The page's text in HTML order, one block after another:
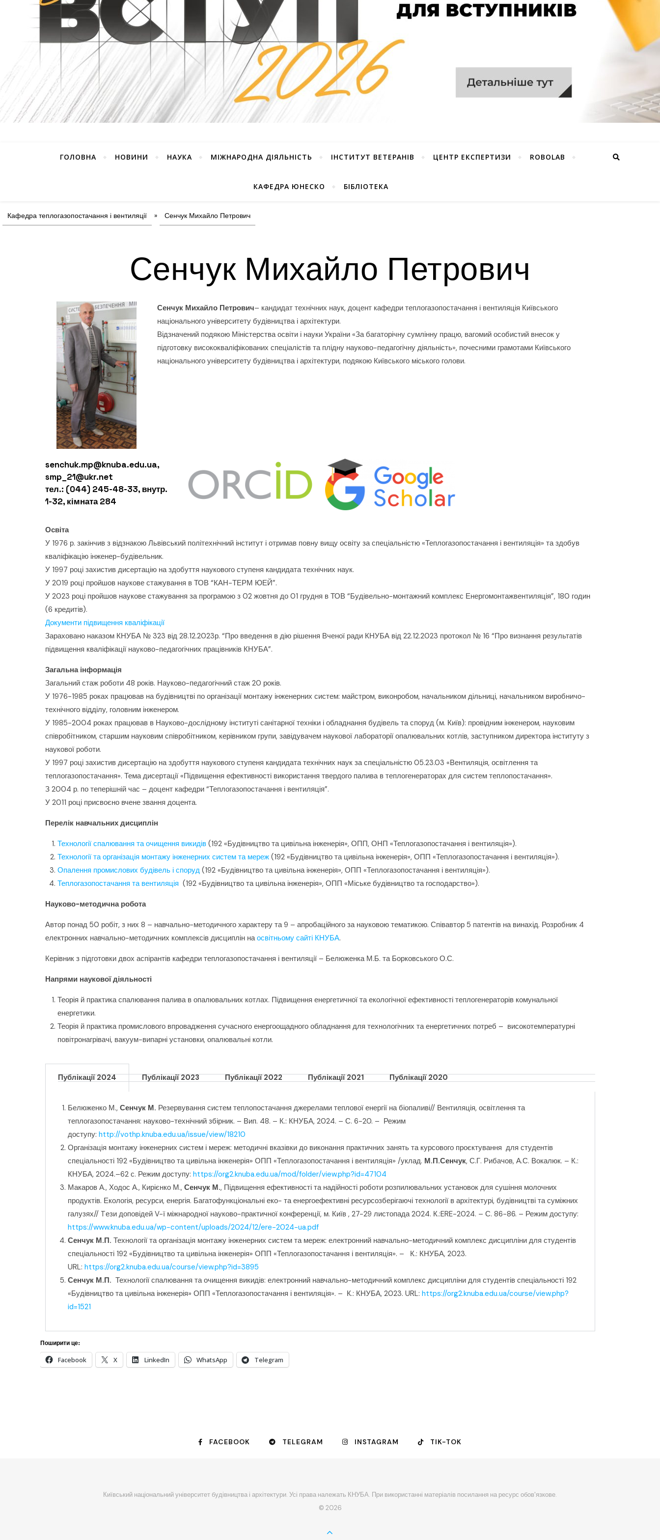
ГОЛОВНА НОВИНИ НАУКА МІЖНАРОДНА ДІЯЛЬНІСТЬ ІНСТИТУТ ВЕТЕРАНІВ ЦЕНТР ЕКСПЕРТИЗИ ROBOLAB
КАФЕДРА ЮНЕСКО БІБЛІОТЕКА
Кафедра теплогазопостачання і вентиляції » Сенчук Михайло Петрович
Сенчук Михайло Петрович
Сенчук Михайло Петрович– кандидат технічних наук, доцент кафедри теплогазопостачання і вентиляція Київського
національного університету будівництва і архітектури.
Відзначений подякою Міністерства освіти і науки України «За багаторічну сумлінну працю, вагомий особистий внесок у
підготовку висококваліфікованих спеціалістів та плідну науково-педагогічну діяльність», почесними грамотами Київського
національного університету будівництва і архітектури, подякою Київського міського голови.
senchuk.mp@knuba.edu.ua,
smp_21@ukr.net
тел.: (044) 245-48-33, внутр.
1-32, кімната 284
Освіта
У 1976 р. закінчив з відзнакою Львівський політехнічний інститут і отримав повну вищу освіту за спеціальністю «Теплогазопостачання і вентиляція» та здобув
кваліфікацію інженер-будівельник.
У 1997 році захистив дисертацію на здобуття наукового ступеня кандидата технічних наук.
У 2019 році пройшов наукове стажування в ТОВ “КАН-ТЕРМ ЮЕЙ”.
У 2023 році пройшов наукове стажування за програмою з 02 жовтня до 01 грудня в ТОВ “Будівельно-монтажний комплекс Енергомонтажвентиляція”, 180 годин
(6 кредитів).
Документи підвищення кваліфікації
Зараховано наказом КНУБА № 323 від 28.12.2023р. “Про введення в дію рішення Вченої ради КНУБА від 22.12.2023 протокол № 16 “Про визнання результатів
підвищення кваліфікації науково-педагогічних працівників КНУБА”.
Загальна інформація
Загальний стаж роботи 48 років. Науково-педагогічний стаж 20 років.
У 1976-1985 роках працював на будівництві по організації монтажу інженерних систем: майстром, виконробом, начальником дільниці, начальником виробничо-
технічного відділу, головним інженером.
У 1985-2004 роках працював в Науково-дослідному інституті санітарної техніки і обладнання будівель та споруд (м. Київ): провідним інженером, науковим
співробітником, старшим науковим співробітником, керівником групи, завідувачем наукової лабораторії опалювальних котлів, заступником директора інституту з
наукової роботи.
У 1997 році захистив дисертацію на здобуття наукового ступеня кандидата технічних наук за спеціальністю 05.23.03 «Вентиляція, освітлення та
теплогазопостачання». Тема дисертації «Підвищення ефективності використання твердого палива в теплогенераторах для систем теплопостачання».
З 2004 р. по теперішній час – доцент кафедри “Теплогазопостачання і вентиляція”.
У 2011 році присвоєно вчене звання доцента.
Перелік навчальних дисциплін
Технології спалювання та очищення викидів (192 «Будівництво та цивільна інженерія», ОПП, ОНП «Теплогазопостачання і вентиляція»).
Технології та організація монтажу інженерних систем та мереж (192 «Будівництво та цивільна інженерія», ОПП «Теплогазопостачання і вентиляція»).
Опалення промислових будівель і споруд (192 «Будівництво та цивільна інженерія», ОПП «Теплогазопостачання і вентиляція»).
Теплогазопостачання та вентиляція (192 «Будівництво та цивільна інженерія», ОПП «Міське будівництво та господарство»).
Науково-методична робота
Автор понад 50 робіт, з них 8 – навчально-методичного характеру та 9 – апробаційного за науковою тематикою. Співавтор 5 патентів на винахід. Розробник 4
електронних навчально-методичних комплексів дисциплін наосвітньому сайті КНУБА.
Керівник з підготовки двох аспірантів кафедри теплогазопостачання і вентиляції – Белюженка М.Б. та Борковського О.С.
Напрями наукової діяльності
Теорія й практика спалювання палива в опалювальних котлах. Підвищення енергетичної та екологічної ефективності теплогенераторів комунальної
енергетики.
Теорія й практика промислового впровадження сучасного енергоощадного обладнання для технологічних та енергетичних потреб – високотемпературні
повітронагрівачі, вакуум-випарні установки, опалювальні котли.
Публікації 2024 Публікації 2023 Публікації 2022 Публікації 2021 Публікації 2020
Белюженко М., Сенчук М. Резервування систем теплопостачання джерелами теплової енергії на біопаливі// Вентиляція, освітлення та
теплогазопостачання: науково-технічний збірник. – Вип. 48. – К.: КНУБА, 2024. – С. 6-20. – Режим
доступу: http://vothp.knuba.edu.ua/issue/view/18210
Організація монтажу інженерних систем і мереж: методичні вказівки до виконання практичних занять та курсового проєктування для студентів
спеціальності 192 «Будівництво та цивільна інженерія» ОПП «Теплогазопостачання і вентиляція» /уклад. М.П.Сенчук, С.Г. Рибачов, А.С. Вокалюк. – К.:
КНУБА, 2024.–62 с. Режим доступу: https://org2.knuba.edu.ua/mod/folder/view.php?id=47104
Макаров А., Ходос А., Кирієнко М., Сенчук М., Підвищення ефективності та надійності роботи розпилювальних установок для сушіння молочних
продуктів. Екологія, ресурси, енергія. Багатофункціональні еко- та енергоефективні ресурсозберігаючі технології в архітектурі, будівництві та суміжних
галузях// Tези доповідей V-ї міжнародної науково-практичної конференції, м. Київ , 27-29 листопада 2024. К.:ERE-2024. – С. 86-86. – Режим доступу:
https://www.knuba.edu.ua/wp-content/uploads/2024/12/ere-2024-ua.pdf
Сенчук М.П. Технології та організація монтажу інженерних систем та мереж: електронний навчально-методичний комплекс дисципліни для студентів
спеціальності 192 «Будівництво та цивільна інженерія» ОПП «Теплогазопостачання і вентиляція». – К.: КНУБА, 2023.
URL: https://org2.knuba.edu.ua/course/view.php?id=3895
Сенчук М.П. Технології спалювання та очищення викидів: електронний навчально-методичний комплекс дисципліни для студентів спеціальності 192
«Будівництво та цивільна інженерія» ОПП «Теплогазопостачання і вентиляція». – К.: КНУБА, 2023. URL: https://org2.knuba.edu.ua/course/view.php?
id=1521
Поширити це:
Facebook X LinkedIn WhatsApp Telegram
FACEBOOK TELEGRAM INSTAGRAM TIK-TOK
Київський національний університет будівництва і архітектури. Усі права належать КНУБА. При використанні матеріалів посилання на ресурс обов'язкове.
© 2026